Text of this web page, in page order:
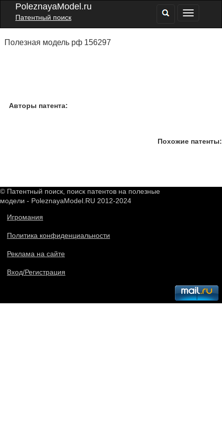
PoleznayaModel.ru
Патентный поиск
Полезная модель рф 156297
Авторы патента:
Похожие патенты:
© Патентный поиск, поиск патентов на полезные
модели - PoleznayaModel.RU 2012-2024
Игромания
Политика конфиденциальности
Реклама на сайте
Вход/Регистрация